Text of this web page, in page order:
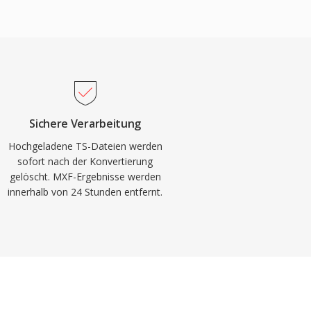
Sichere Verarbeitung
Hochgeladene TS-Dateien werden
sofort nach der Konvertierung
gelöscht. MXF-Ergebnisse werden
innerhalb von 24 Stunden entfernt.